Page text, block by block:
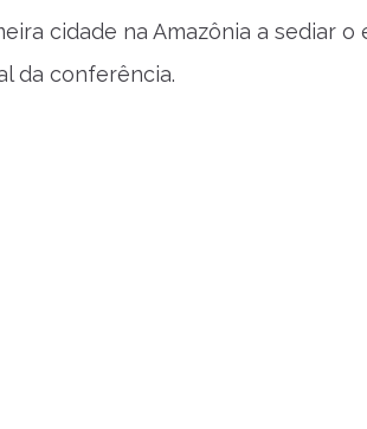
cidade na Amazônia a sediar o
da conferência.